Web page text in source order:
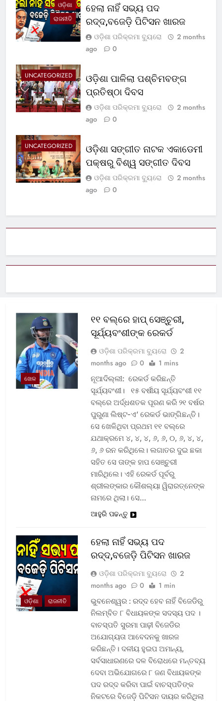
ଓଡ଼ିଶା
ରାଜନୀତି
ହେଲା ନାହିଁ ସଭ୍ୟ ପଦ
ରଦ୍ଦ,ବଜେଡ଼ି ପିଟିସନ ଖାରଜ
ଓଡ଼ିଶା ପରିକ୍ରମା ବ୍ୟୁରୋ
2 months
ago
0
UNCATEGORIZED
ଓଡ଼ିଶା ପାଳିଲା ପଶ୍ଚିମବଙ୍ଗ
ପ୍ରତିଷ୍ଠା ଦିବସ
ଓଡ଼ିଶା ପରିକ୍ରମା ବ୍ୟୁରୋ
2 months
ago
0
UNCATEGORIZED
ଓଡ଼ିଶା ସଙ୍ଗୀତ ନାଟକ ଏକାଡେମୀ
ପକ୍ଷରୁ ବିଶ୍ୱ ସଙ୍ଗୀତ ଦିବସ
ଓଡ଼ିଶା ପରିକ୍ରମା ବ୍ୟୁରୋ
2 months
ago
0
ଖେଳ
୧୧ ବଲ୍‌ରେ ହାପ୍ ସେଞ୍ଚୁରୀ,
ସୂର୍ଯ୍ୟବଂଶୀଙ୍କ ରେକର୍ଡ
ଓଡ଼ିଶା ପରିକ୍ରମା ବ୍ୟୁରୋ
2
months ago
0 1 mins
ନୂଆଦିଲ୍ଲୀ: ରେକର୍ଡ କରିଛନ୍ତି
ସୂର୍ଯ୍ୟବଂଶୀ। ୧୫ ବର୍ଷୀୟ ସୂର୍ଯ୍ୟବଂଶୀ ୧୧
ବଲ୍‌ରେ ଅର୍ଦ୍ଧଶତକ ପୂରଣ କରି ୨୧ ବର୍ଷର
ପୁରୁଣା ଲିଷ୍ଟ-ଏ’ ରେକର୍ଡ ଭାଙ୍ଗିଛନ୍ତି।
ସେ ଖେଳିଥିବା ପ୍ରଥମ ୧୧ ବଲ୍‌ରେ
ଯଥାକ୍ରମେ ୪, ୪, ୪, ୬, ୬, ୦, ୬, ୪, ୪,
୬, ୬ ରନ କରିଥିଲେ। ଲଗାତର ଦୁଇ ଛକା
ସହିତ ସେ ତାଙ୍କ ହାପ ସେଞ୍ଚୁରୀ
ମାରିଥିଲେ। ଏହି ରେକର୍ଡ ପୂର୍ବରୁ
ଶ୍ରୀଲଙ୍କାର କୌଶଲ୍ୟା ୱିରାରତ୍ନେଙ୍କ
ନାମରେ ଥିଲା। ସେ…
ଆହୁରି ପଢନ୍ତୁ
ଓଡ଼ିଶା ରାଜନୀତି
ହେଲା ନାହିଁ ସଭ୍ୟ ପଦ
ରଦ୍ଦ,ବଜେଡ଼ି ପିଟିସନ ଖାରଜ
ଓଡ଼ିଶା ପରିକ୍ରମା ବ୍ୟୁରୋ
2
months ago
0 1 min
ଭୁବନେଶ୍ୱର : ରଦ୍ଦ ହେବ ନାହିଁ ବିଜେଡିରୁ
ନିଲମ୍ବିତ ୮ ବିଧାୟକଙ୍କ ସଦସ୍ୟ ପଦ ।
ବାଚସ୍ପତି ସୁରମା ପାଢ଼ୀ ବିଜେଡିର
ଅଯୋଗ୍ୟତା ଆବେଦନକୁ ଖାରଜ
କରିଛନ୍ତି। ଦଳୀୟ ହୁଇପ ଅମାନ୍ୟ,
ସର୍ବସାଧାରଣରେ ଦଳ ବିରୋଧରେ ମନ୍ତବ୍ୟ
ଦେବା ଅଭିଯୋଗରେ ୮ ଜଣ ବିଧାୟକଙ୍କ
ପଦ ରଦ୍ଦ କରିବା ପାଇଁ ବାଚସ୍ପତିଙ୍କ
ନିକଟରେ ବିଜେଡ଼ି ପିଟିସନ ଦାୟର କରିଥିଲା